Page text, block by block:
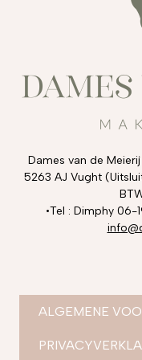
Dames van de
5263 AJ Vught
•Tel : Dimphy 06-
ALGEMENE